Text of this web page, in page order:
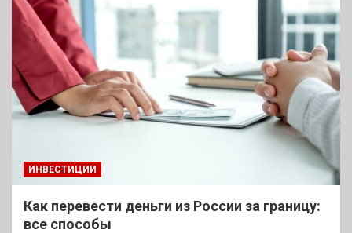
ИНВЕСТИЦИИ
Как перевести деньги из России за границу:
все способы